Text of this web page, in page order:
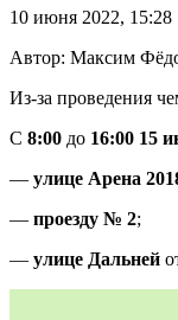
10 июня 2022, 15:28
Автор: Максим
Из-за проведения
С 8:00 до 16:00 15
— улице Арена
— проезду № 2;
— улице Дальней